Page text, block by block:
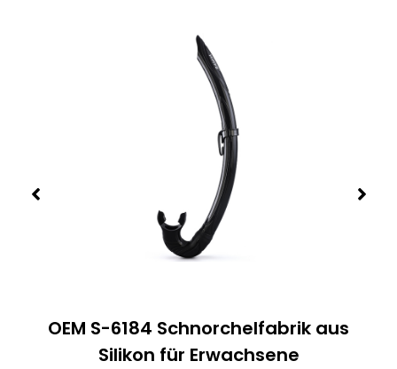
OEM S-6184 Schnorchelfabrik aus
Silikon für Erwachsene